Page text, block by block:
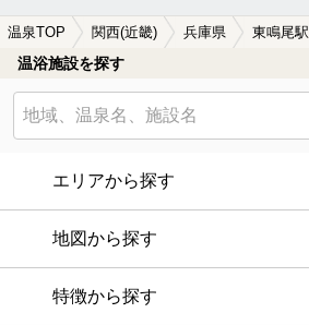
温泉TOP 関西(近畿) 兵庫県 東鳴尾駅
温浴施設を探す
エリアから探す
地図から探す
特徴から探す